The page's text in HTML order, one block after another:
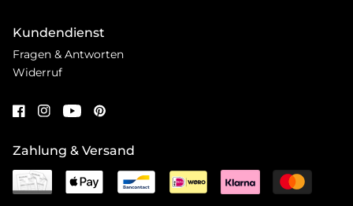
Kundendienst
Fragen & Antworten
Widerruf
Zahlung & Versand